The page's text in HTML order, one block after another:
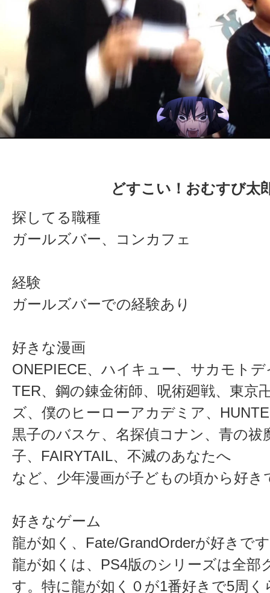
どすこい！おむすび太
探してる職種
ガールズバー、コンカフェ
経験
ガールズバーでの経験あり
好きな漫画
ONEPIECE、ハイキュー、サカモト
TER、鋼の錬金術師、呪術廻戦、東京
ズ、僕のヒーローアカデミア、
黒子のバスケ、名探偵コナン、青の祓
子、FAIRYTAIL、不滅のあなたへ
など、少年漫画が子どもの頃から好き
好きなゲーム
龍が如く、Fate/GrandOrderが好きで
龍が如くは、PS4版のシリーズは全部
す。特に龍が如く０が1番好きで5周